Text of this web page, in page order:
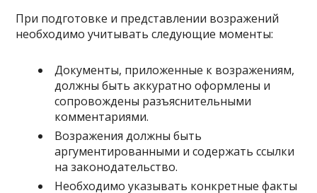
При подготовке и представлении возражений
необходимо учитывать следующие моменты:
Документы, приложенные к возражениям,
должны быть аккуратно оформлены и
сопровождены разъяснительными
комментариями.
Возражения должны быть
аргументированными и содержать ссылки
на законодательство.
Необходимо указывать конкретные факты